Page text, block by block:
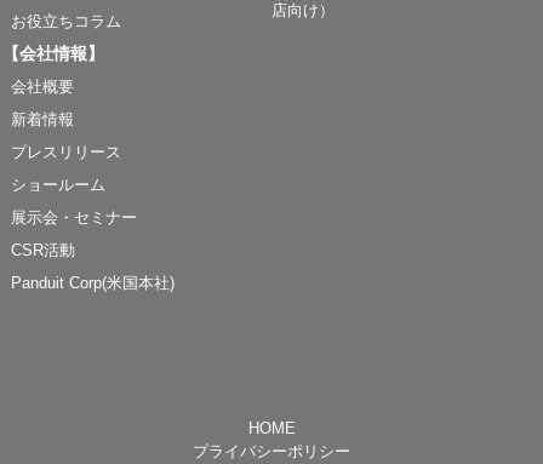
お役立ちコラム
店向け）
【会社情報】
会社概要
新着情報
プレスリリース
ショールーム
展示会・セミナー
CSR活動
Panduit Corp(米国本社)
HOME
プライバシーポリシー